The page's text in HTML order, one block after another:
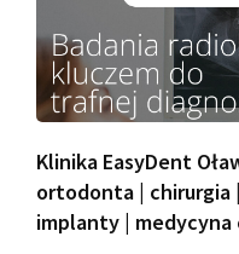
Klinika EasyDent
ortodonta | chirurgia
implanty |